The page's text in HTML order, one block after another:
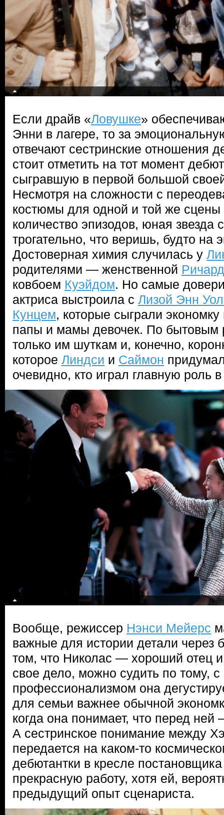
Если драйв «Ловушке»
Энни в лагере, то за
отвечают сестринские отношения
стоит отметить на тот момент
сыгравшую в первой большой
Несмотря на сложности с
костюмы для одной и той же сцены
количество эпизодов, юная звезда
трогательно, что веришь, будто на
Достоверная химия случилась у
родителями — женственной
ковбоем Куэйдом. Но самые
актриса выстроила с Лизой Энн
Кунцем, которые сыграли
папы и мамы девочек. По бытовым
только им шуткам и, конечно,
которое Линдси и Саймон
очевидно, кто играл главную роль
Вообще, режиссер Нэнси Мейерс
важные для истории детали через
том, что Николас — хороший отец и
свое дело, можно судить по тому, с
профессионализмом она
для семьи важнее обычной
когда она понимает, что перед
А сестринское понимание между
передается на каком-то
дебютантки в кресле
прекрасную работу, хотя ей,
предыдущий опыт сценариста.